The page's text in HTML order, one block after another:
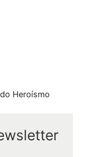
Heroísmo